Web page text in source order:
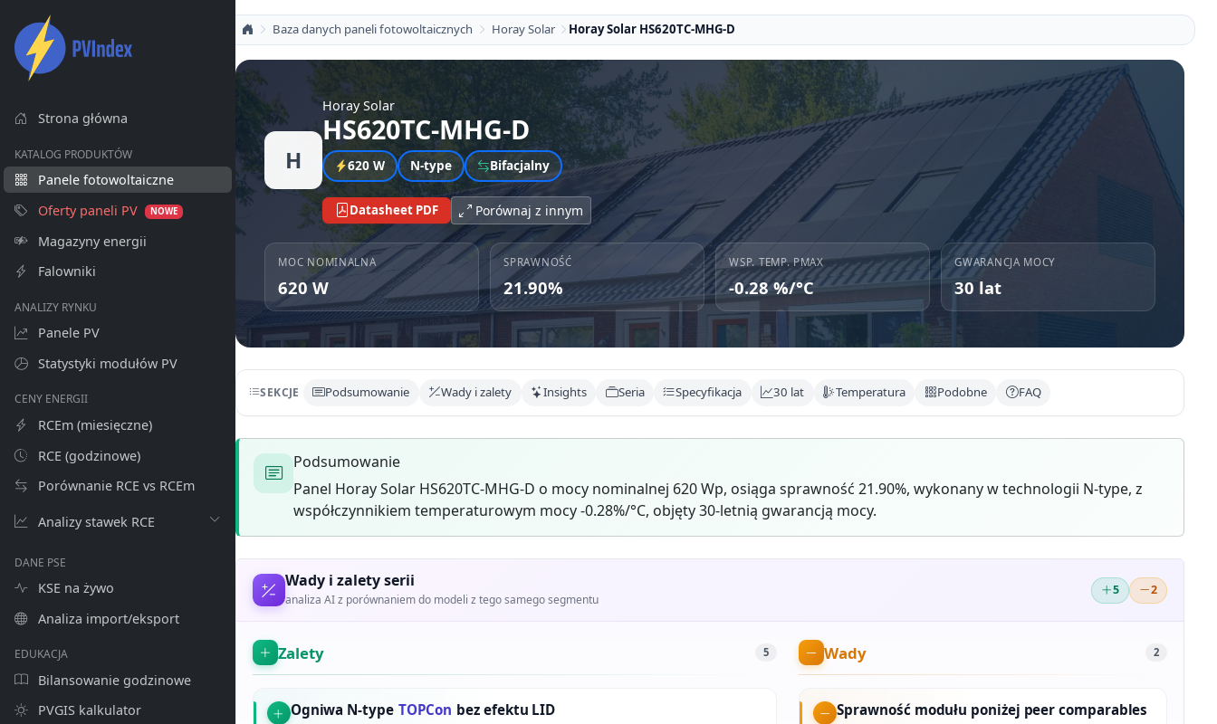
Strona główna
KATALOG PRODUKTÓW
Panele fotowoltaiczne
Oferty paneli PV
NOWE
Magazyny energii
Falowniki
ANALIZY RYNKU
Panele PV
Statystyki modułów PV
CENY ENERGII
RCEm (miesięczne)
RCE (godzinowe)
Porównanie RCE vs RCEm
Analizy stawek RCE
DANE PSE
KSE na żywo
Analiza import/eksport
EDUKACJA
Bilansowanie godzinowe
PVGIS kalkulator
Baza danych paneli fotowoltaicznych Horay Solar Horay Solar HS620TC-MHG-D
H
Horay Solar
HS620TC-MHG-D
620 W N-type Bifacjalny
Datasheet PDF Porównaj z innym
MOC NOMINALNA
620 W
SPRAWNOŚĆ
21.90%
WSP. TEMP. PMAX
-0.28 %/°C
GWARANCJA MOCY
30 lat
SEKCJE Podsumowanie Wady i zalety Insights Seria Specyfikacja 30 lat Temperatura Podobne FAQ
Podsumowanie
Panel Horay Solar HS620TC-MHG-D o mocy nominalnej 620 Wp, osiąga sprawność 21.90%, wykonany w technologii N-type, z
współczynnikiem temperaturowym mocy -0.28%/°C, objęty 30-letnią gwarancją mocy.
Wady i zalety serii
analiza AI z porównaniem do modeli z tego samego segmentu
5 2
Zalety 5
Ogniwa N-type TOPCon bez efektu LID
Wady 2
Sprawność modułu poniżej peer comparables